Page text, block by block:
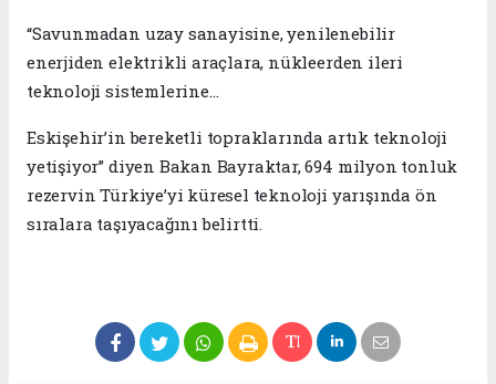
“Savunmadan uzay sanayisine, yenilenebilir
enerjiden elektrikli araçlara, nükleerden ileri
teknoloji sistemlerine…
Eskişehir’in bereketli topraklarında artık teknoloji
yetişiyor” diyen Bakan Bayraktar, 694 milyon tonluk
rezervin Türkiye’yi küresel teknoloji yarışında ön
sıralara taşıyacağını belirtti.